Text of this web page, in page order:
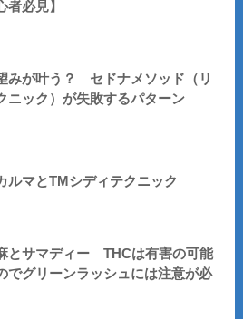
者必見】
みが叶う？ セドナメソッド（リ
ニック）が失敗するパターン
ルマとTMシディテクニック
とサマディー THCは有害の可能
でグリーンラッシュには注意が必